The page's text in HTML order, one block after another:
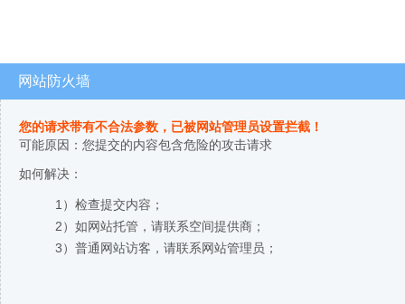
网站防火墙
您的请求带有不合法参数，已被网站管理员设置拦截！
可能原因：您提交的内容包含危险的攻击请求
如何解决：
1）检查提交内容；
2）如网站托管，请联系空间提供商；
3）普通网站访客，请联系网站管理员；